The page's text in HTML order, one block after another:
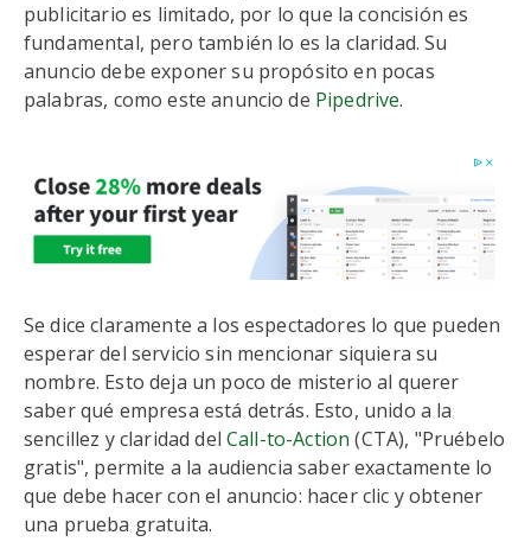
publicitario es limitado, por lo que la concisión es
fundamental, pero también lo es la claridad. Su
anuncio debe exponer su propósito en pocas
palabras, como este anuncio de Pipedrive.
Se dice claramente a los espectadores lo que pueden
esperar del servicio sin mencionar siquiera su
nombre. Esto deja un poco de misterio al querer
saber qué empresa está detrás. Esto, unido a la
sencillez y claridad delCall-to-Action (CTA), "Pruébelo
gratis", permite a la audiencia saber exactamente lo
que debe hacer con el anuncio: hacer clic y obtener
una prueba gratuita.